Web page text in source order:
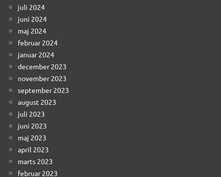
juli 2024
juni 2024
maj 2024
februar 2024
januar 2024
december 2023
november 2023
september 2023
august 2023
juli 2023
juni 2023
maj 2023
april 2023
marts 2023
februar 2023